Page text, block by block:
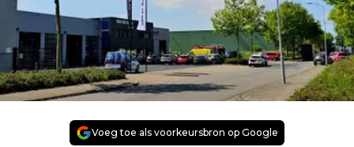
Voeg toe als voorkeursbron op Google